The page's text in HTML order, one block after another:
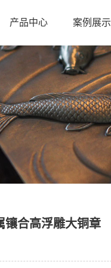
产品中心 案例展示
镶合高浮雕大铜章